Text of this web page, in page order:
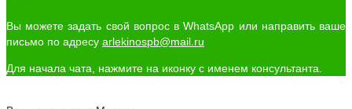
Вы можете задать свой вопрос в WhatsApp или направить ваше
письмо по адресу arlekinospb@mail.ru
Для начала чата, нажмите на иконку с именем консультанта.